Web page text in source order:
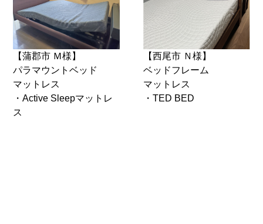
【蒲郡市 Ｍ様】
パラマウントベッド
マットレス
・Active Sleepマットレ
ス
【西尾市 Ｎ様】
ベッドフレーム
マットレス
・TED BED